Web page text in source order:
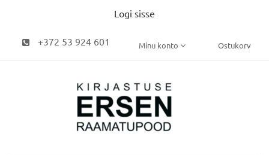
Logi sisse
+372 53 924 601 Minu konto Ostukorv